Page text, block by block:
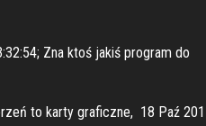
Zna ktoś jakiś program do
to karty graficzne, 18 Paź